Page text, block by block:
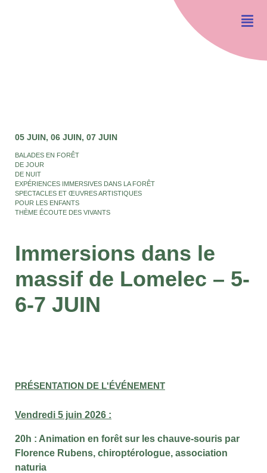
05 JUIN 06 JUIN 07 JUIN
BALADES EN FORÊT
DE JOUR
DE NUIT
EXPÉRIENCES IMMERSIVES DANS LA FORÊT
SPECTACLES ET ŒUVRES ARTISTIQUES
POUR LES ENFANTS
THÈME ÉCOUTE DES VIVANTS
Immersions dans le
massif de Lomelec – 5-
6-7 JUIN
PRÉSENTATION DE L'ÉVÉNEMENT
Vendredi 5 juin 2026 :
20h : Animation en forêt sur les chauve-souris par
Florence Rubens, chiroptérologue, association
naturia